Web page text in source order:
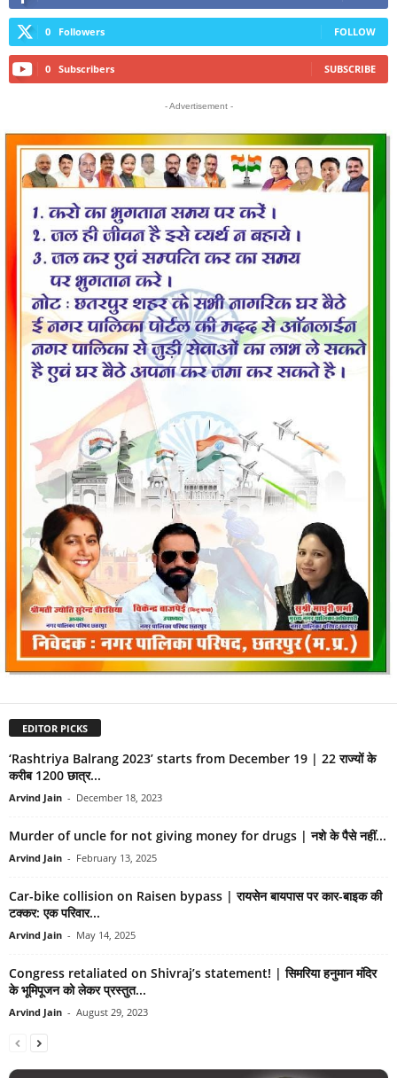
0 Followers FOLLOW
0 Subscribers SUBSCRIBE
- Advertisement -
EDITOR PICKS
‘Rashtriya Balrang 2023’ starts from December 19 | 22 राज्यों के
करीब 1200 छात्र...
Arvind Jain - December 18, 2023
Murder of uncle for not giving money for drugs | नशे के पैसे नहीं...
Arvind Jain - February 13, 2025
Car-bike collision on Raisen bypass | रायसेन बायपास पर कार-बाइक की
टक्कर: एक परिवार...
Arvind Jain - May 14, 2025
Congress retaliated on Shivraj’s statement! | सिमरिया हनुमान मंदिर
के भूमिपूजन को लेकर प्रस्तुत...
Arvind Jain - August 29, 2023